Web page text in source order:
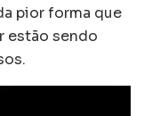
pior forma que
estão sendo